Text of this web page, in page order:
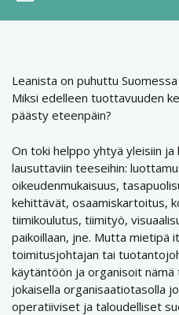
Leanista on puhuttu
Miksi edelleen tuottavuuden
päästy eteenpäin?
On toki helppo yhtyä yleisiin
lausuttaviin teeseihin:
oikeudenmukaisuus,
kehittävät, osaamiskartoitus,
tiimikoulutus, tiimityö,
paikoillaan, jne. Mutta mietipä
toimitusjohtajan tai
käytäntöön ja organisoit
jokaisella organisaatiotasolla
operatiiviset ja taloudelliset